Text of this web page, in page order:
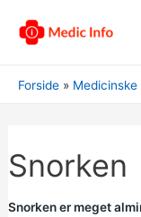
Forside
Snorken
Snorken er meget